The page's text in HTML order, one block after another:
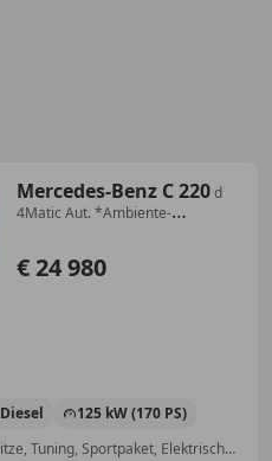
Mercedes-Benz C 220d
4Matic Aut. *Ambiente-
€ 24 980
Diesel
125 kW (170 PS)
Allrad, Sportfahrwerk, ABS, Sportsitze, Tuning, Sportpaket, Elektrische Sitze, §57a Gutachten gültig